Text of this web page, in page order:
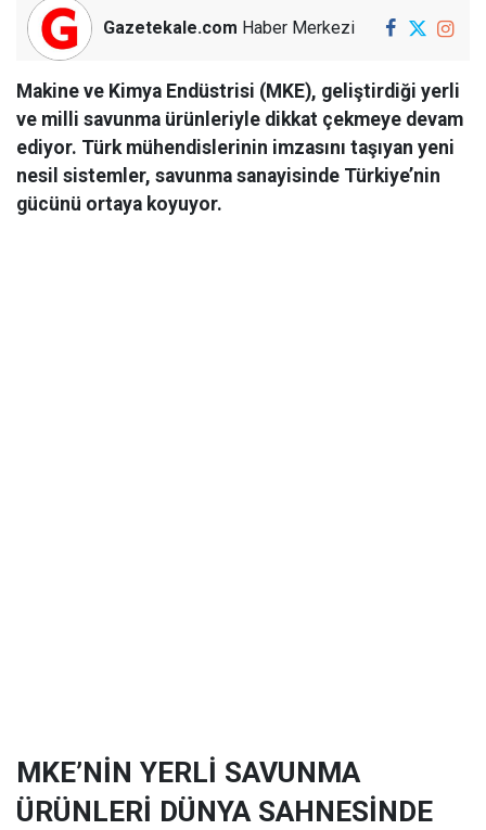
Gazetekale.com Haber Merkezi
Makine ve Kimya Endüstrisi (MKE), geliştirdiği yerli
ve milli savunma ürünleriyle dikkat çekmeye devam
ediyor. Türk mühendislerinin imzasını taşıyan yeni
nesil sistemler, savunma sanayisinde Türkiye’nin
gücünü ortaya koyuyor.
MKE’NİN YERLİ SAVUNMA
ÜRÜNLERİ DÜNYA SAHNESİNDE